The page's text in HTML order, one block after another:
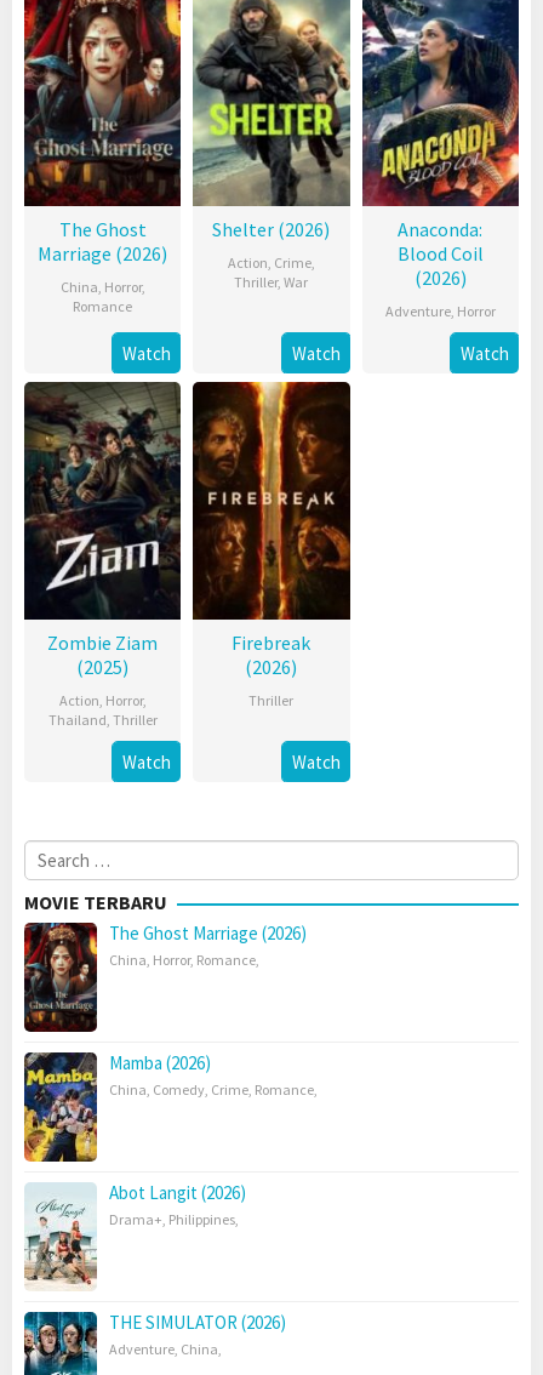
The Ghost
Marriage (2026)
China, Horror,
Romance
Watch
Shelter (2026)
Action, Crime,
Thriller,War
Watch
Anaconda:
Blood Coil
(2026)
Adventure, Horror
Watch
Zombie Ziam
(2025)
Action, Horror,
Thailand, Thriller
Watch
Firebreak
(2026)
Thriller
Watch
Search
for:
MOVIE TERBARU
The Ghost Marriage (2026)
China, Horror, Romance,
Mamba (2026)
China, Comedy, Crime, Romance,
Abot Langit (2026)
Drama+, Philippines,
THE SIMULATOR (2026)
Adventure, China,